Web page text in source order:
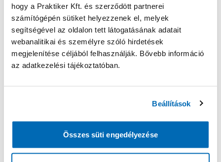
hogy a Praktiker Kft. és szerződött partnerei
számítógépén sütiket helyezzenek el, melyek
segítségével az oldalon tett látogatásának adatait
webanalitikai és személyre szóló hirdetések
megjelenítése céljából felhasználják. Bővebb információ
az adatkezelési tájékoztatóban.
Beállítások
Összes süti engedélyezése